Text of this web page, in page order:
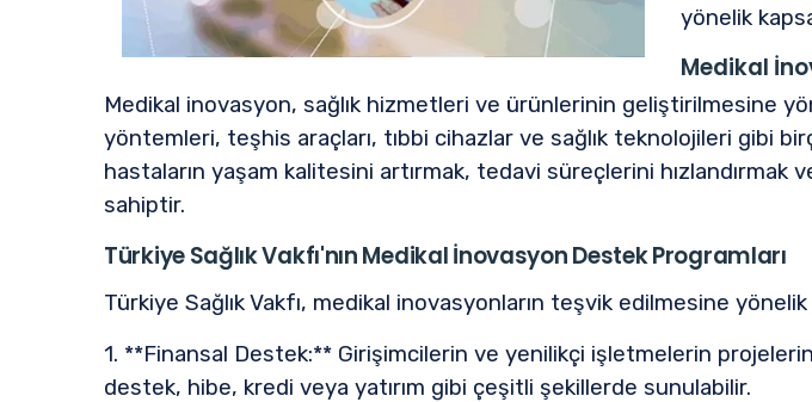
yönelik
Medikal
Medikal inovasyon, sağlık hizmetleri ve ürünlerinin geliştirilmesine
yöntemleri, teşhis araçları, tıbbi cihazlar ve sağlık teknolojileri gibi
hastaların yaşam kalitesini artırmak, tedavi süreçlerini hızlandırmak
sahiptir.
Türkiye Sağlık Vakfı'nın Medikal İnovasyon Destek Programları
Türkiye Sağlık Vakfı, medikal inovasyonların teşvik edilmesine
1. **Finansal Destek:** Girişimcilerin ve yenilikçi işletmelerin
destek, hibe, kredi veya yatırım gibi çeşitli şekillerde sunulabilir.